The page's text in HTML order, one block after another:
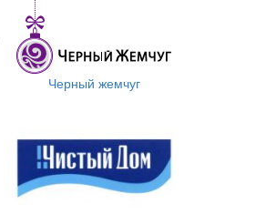
Черный жемчуг